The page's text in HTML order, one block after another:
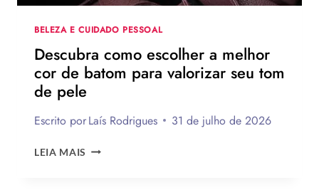
BELEZA E CUIDADO PESSOAL
Descubra como escolher a melhor
cor de batom para valorizar seu tom
de pele
Escrito porLaís Rodrigues 31 de julho de 2026
LEIA MAIS DESCUBRA